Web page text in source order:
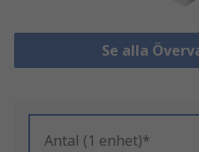
Se alla
Antal (1 enhet)*